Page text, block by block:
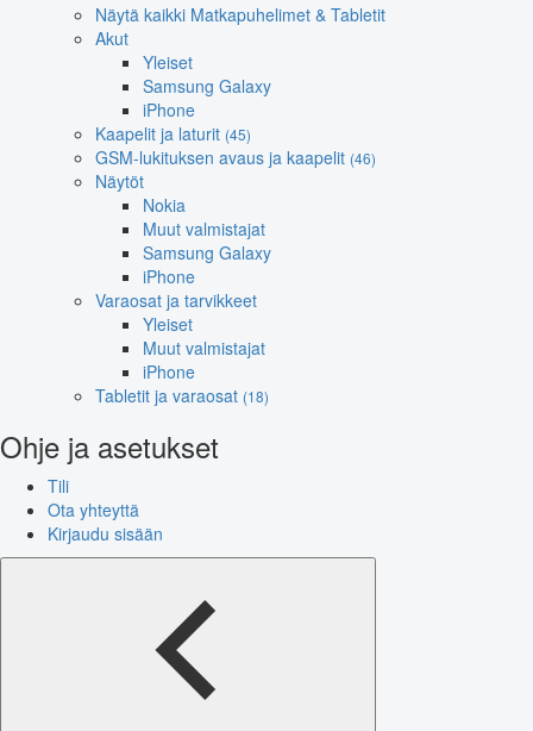
Näytä kaikki Matkapuhelimet & Tabletit
Akut
Yleiset
Samsung Galaxy
iPhone
Kaapelit ja laturit (45)
GSM-lukituksen avaus ja kaapelit (46)
Näytöt
Nokia
Muut valmistajat
Samsung Galaxy
iPhone
Varaosat ja tarvikkeet
Yleiset
Muut valmistajat
iPhone
Tabletit ja varaosat (18)
Ohje ja asetukset
Tili
Ota yhteyttä
Kirjaudu sisään